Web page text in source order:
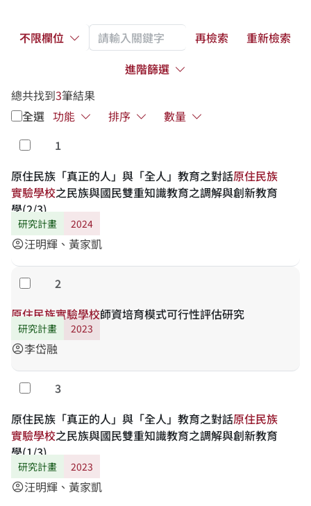
不限欄位 再檢索
重新檢索
進階篩選
總共找到3筆結果
全選 功能 排序
數量
勾選
1
原住民族「真正的人」與「全人」教育之對話原住民族
實驗學校之民族與國民雙重知識教育之調解與創新教育
學(2/3)
研究計畫 2024
account_circle汪明輝、黃家凱
勾選
2
原住民族實驗學校師資培育模式可行性評估研究
研究計畫 2023
account_circle李岱融
勾選
3
原住民族「真正的人」與「全人」教育之對話原住民族
實驗學校之民族與國民雙重知識教育之調解與創新教育
學(1/3)
研究計畫 2023
account_circle汪明輝、黃家凱